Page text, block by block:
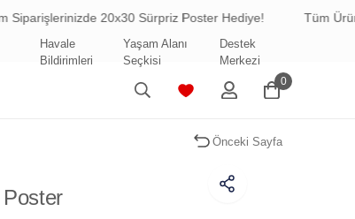
20x30 Sürpriz Poster Hediye! Tüm Ürünlerde
Havale
Bildirimleri
Yaşam Alanı
Seçkisi
Destek
Merkezi
0
Önceki Sayfa
Poster